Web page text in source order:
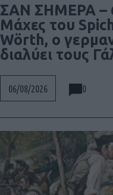
ΣΑΝ ΣΗΜΕΡΑ –
Μάχες του
Wörth, ο
διαλύει τους
06/08/2026 0